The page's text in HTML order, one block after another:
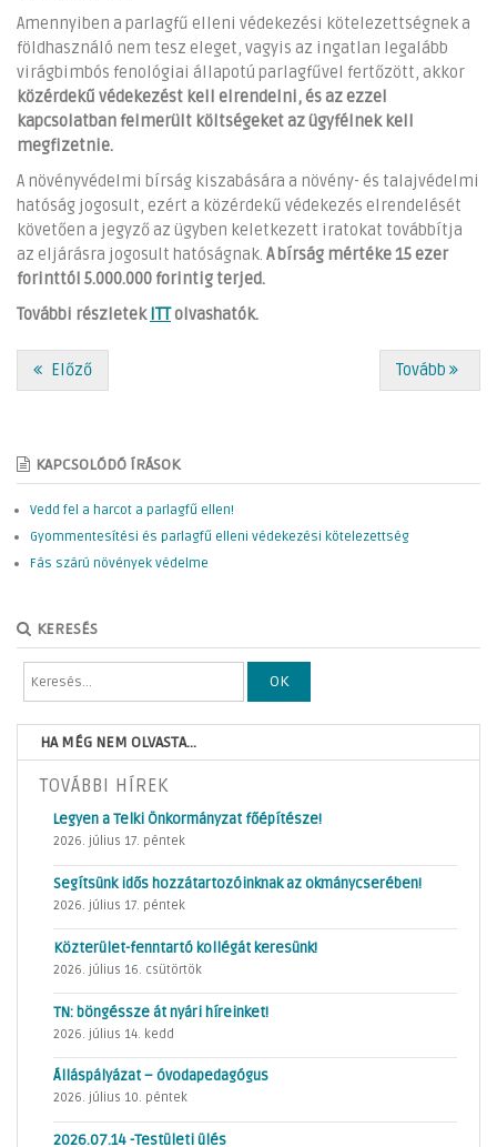
Amennyiben a parlagfű elleni védekezési kötelezettségnek a
földhasználó nem tesz eleget, vagyis az ingatlan legalább
virágbimbós fenológiai állapotú parlagfűvel fertőzött, akkor
közérdekű védekezést kell elrendelni, és az ezzel
kapcsolatban felmerült költségeket az ügyfélnek kell
megfizetnie.
A növényvédelmi bírság kiszabására a növény- és talajvédelmi
hatóság jogosult, ezért a közérdekű védekezés elrendelését
követően a jegyző az ügyben keletkezett iratokat továbbítja
az eljárásra jogosult hatóságnak. A bírság mértéke 15 ezer
forinttól 5.000.000 forintig terjed.
További részletek ITTolvashatók.
Előző Tovább
KAPCSOLÓDÓ ÍRÁSOK
Vedd fel a harcot a parlagfű ellen!
Gyommentesítési és parlagfű elleni védekezési kötelezettség
Fás szárú növények védelme
KERESÉS
OK
HA MÉG NEM OLVASTA...
TOVÁBBI HÍREK
Legyen a Telki Önkormányzat főépítésze!
2026. július 17. péntek
Segítsünk idős hozzátartozóinknak az okmánycserében!
2026. július 17. péntek
Közterület-fenntartó kollégát keresünk!
2026. július 16. csütörtök
TN: böngéssze át nyári híreinket!
2026. július 14. kedd
Álláspályázat – óvodapedagógus
2026. július 10. péntek
2026.07.14 -Testületi ülés